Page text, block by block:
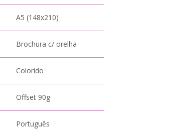
A5 (148x210)
Brochura c/ orelha
Colorido
Offset 90g
Português